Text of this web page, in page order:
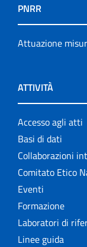
PNRR
Attuazione
ATTIVITÀ
Accesso agli atti
Basi di dati
Collaborazioni
Comitato Etico
Eventi
Formazione
Laboratori di
Linee guida